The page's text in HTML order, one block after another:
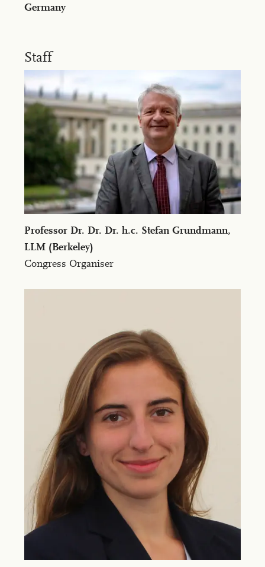
Germany
Staff
Pro­fes­sor Dr. Dr. Dr. h.c. Ste­fan Grund­mann,
LLM (Berke­ley)
Congress Organiser